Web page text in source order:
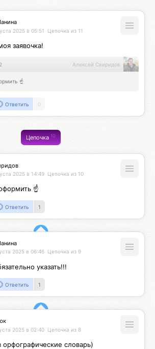
2025 в 05:51 Цепочка из 11
заявочка!
Алексей Свиридов
☝️
Ответить 0
Цепочка10
2025 в 14:49 Цепочка из 10
☝️
Ответить 1
2025 в 06:46 Цепочка из 9
указать!!!
Ответить 1
2025 в 02:40 Цепочка из 8
орфографические словарь)